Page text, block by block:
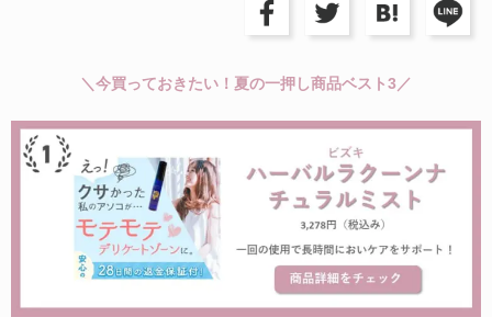
＼今買っておきたい！夏の一押し商品ベスト3／